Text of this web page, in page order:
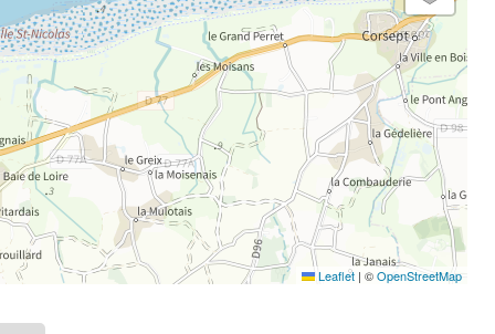
Leaflet | ©OpenStreetMap